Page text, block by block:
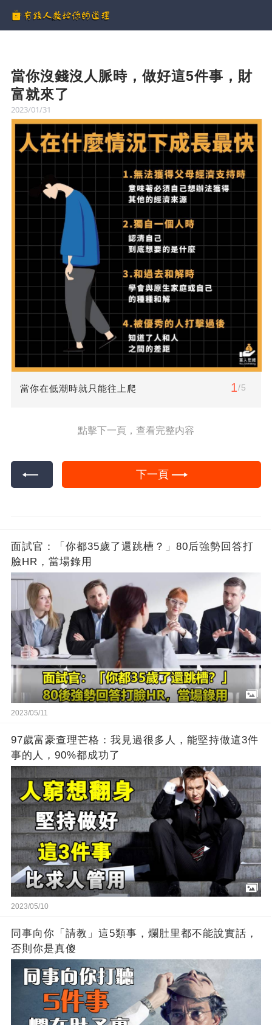
當你沒錢沒人脈時，做好這5件事，財
富就來了
2023/01/31
當你在低潮時就只能往上爬 1/5
點擊下一頁，查看完整内容
下一頁
面試官：「你都35歲了還跳槽？」80后強勢回答打
臉HR，當場錄用
2023/05/11
97歲富豪查理芒格：我見過很多人，能堅持做這3件
事的人，90%都成功了
2023/05/10
同事向你「請教」這5類事，爛肚里都不能說實話，
否則你是真傻